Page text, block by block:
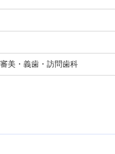
美・義歯・訪問歯科